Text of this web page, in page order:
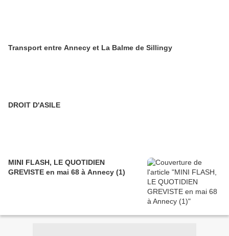
Transport entre Annecy et La Balme de Sillingy
DROIT D'ASILE
MINI FLASH, LE QUOTIDIEN
GREVISTE en mai 68 à Annecy (1)